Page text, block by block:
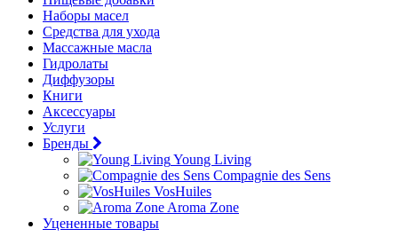
Наборы масел
Средства для ухода
Массажные масла
Гидролаты
Диффузоры
Книги
Аксессуары
Услуги
Бренды
Young Living
Compagnie des Sens
VosHuiles
Aroma Zone
Уцененные товары